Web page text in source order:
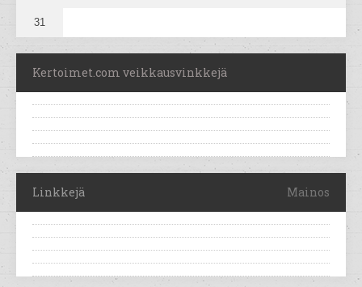
31
Kertoimet.com veikkausvinkkejä
Linkkejä Mainos